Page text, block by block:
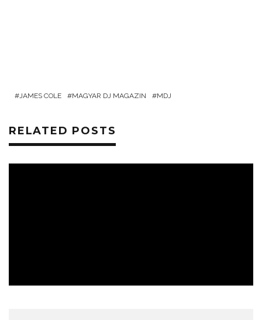
JAMES COLE MAGYAR DJ MAGAZIN MDJ
RELATED POSTS